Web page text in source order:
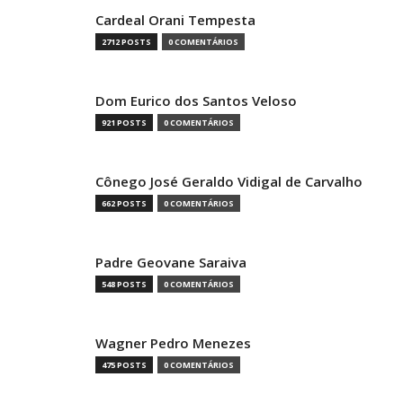
Cardeal Orani Tempesta
2712 POSTS 0 COMENTÁRIOS
Dom Eurico dos Santos Veloso
921 POSTS 0 COMENTÁRIOS
Cônego José Geraldo Vidigal de Carvalho
662 POSTS 0 COMENTÁRIOS
Padre Geovane Saraiva
548 POSTS 0 COMENTÁRIOS
Wagner Pedro Menezes
475 POSTS 0 COMENTÁRIOS